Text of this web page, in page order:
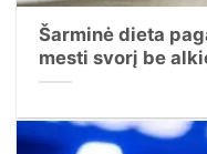
Šarminė dieta
mesti svorį be